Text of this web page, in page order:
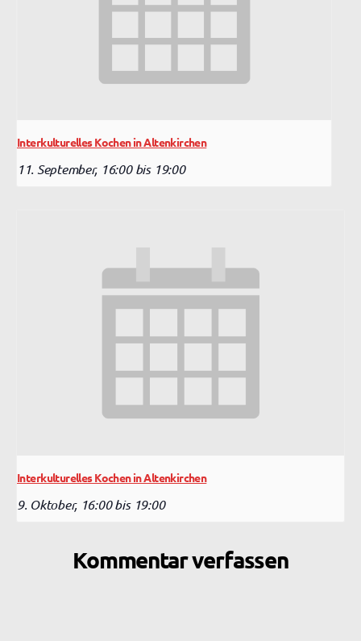
Interkulturelles Kochen in Altenkirchen
11. September, 16:00 bis 19:00
Interkulturelles Kochen in Altenkirchen
9. Oktober, 16:00 bis 19:00
Kommentar verfassen